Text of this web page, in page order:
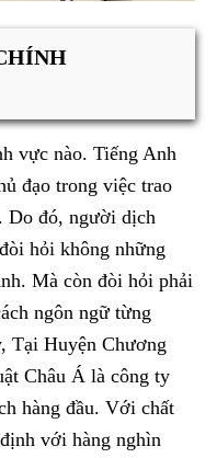
vực nào. Tiếng Anh
đạo trong việc trao
Do đó, người dịch
hỏi không những
Mà còn đòi hỏi phải
ngôn ngữ từng
Tại Huyện Chương
Châu Á là công ty
hàng đầu. Với chất
với hàng nghìn